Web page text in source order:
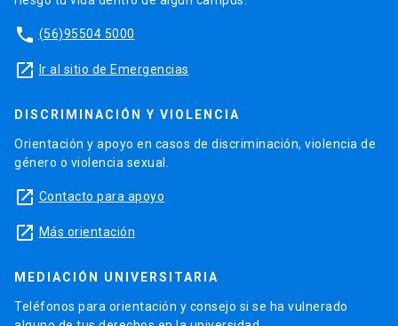
phone (56)95504 5000
launch Ir al sitio de Emergencias
DISCRIMINACIÓN Y VIOLENCIA
Orientación y apoyo en casos de discriminación, violencia de
género o violencia sexual.
launch Contacto para apoyo
launch Más orientación
MEDIACIÓN UNIVERSITARIA
Teléfonos para orientación y consejo si se ha vulnerado